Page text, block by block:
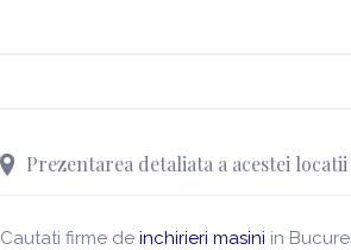
Prezentarea detaliata a acestei locatii
Cautati firme de inchirieri masini in